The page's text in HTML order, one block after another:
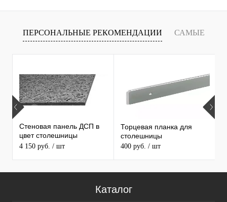
ПЕРСОНАЛЬНЫЕ РЕКОМЕНДАЦИИ САМЫЕ
ПРОДАВАЕМЫЕ ТОВАРЫ
Стеновая панель ДСП в
цвет столешницы
MAERSS
4 150 руб. / шт
Торцевая планка для
столешницы
400 руб. / шт
Каталог